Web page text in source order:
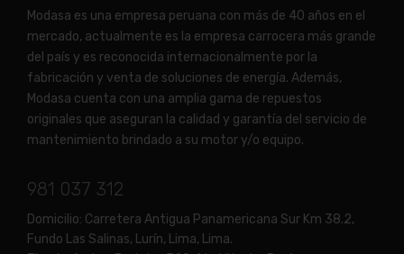
Modasa es una empresa peruana con más de 40 años en el
mercado, actualmente es la empresa carrocera más grande
del país y es reconocida internacionalmente por la
fabricación y venta de soluciones de energía. Además,
Modasa cuenta con una amplia gama de repuestos
originales que aseguran la calidad y garantía del servicio de
mantenimiento brindado a su motor y/o equipo.
981 037 312
Domicilio: Carretera Antigua Panamericana Sur Km 38.2,
Fundo Las Salinas, Lurín, Lima, Lima.